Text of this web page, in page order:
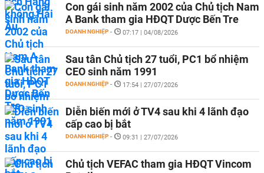
Con gái sinh năm 2002 của Chủ tịch Nam
A Bank tham gia HĐQT Dược Bến Tre
DOANH NGHIỆP - 07:17 | 04/08/2026
Sau tân Chủ tịch 27 tuổi, PC1 bổ nhiệm
CEO sinh năm 1991
DOANH NGHIỆP - 17:54 | 27/07/2026
Diễn biến mới ở TV4 sau khi 4 lãnh đạo
cấp cao bị bắt
DOANH NGHIỆP - 09:31 | 27/07/2026
Chủ tịch VEFAC tham gia HĐQT Vincom